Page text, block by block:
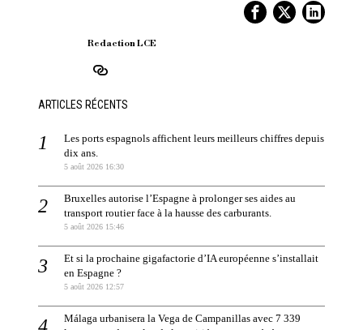
Redaction LCE
ARTICLES RÉCENTS
Les ports espagnols affichent leurs meilleurs chiffres depuis
dix ans.
5 août 2026 16:30
Bruxelles autorise l’Espagne à prolonger ses aides au
transport routier face à la hausse des carburants.
5 août 2026 15:46
Et si la prochaine gigafactorie d’IA européenne s’installait
en Espagne ?
5 août 2026 12:57
Málaga urbanisera la Vega de Campanillas avec 7 339